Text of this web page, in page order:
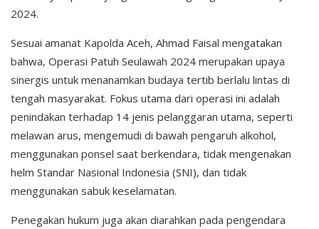
2024.
Sesuai amanat Kapolda Aceh, Ahmad Faisal mengatakan
bahwa, Operasi Patuh Seulawah 2024 merupakan upaya
sinergis untuk menanamkan budaya tertib berlalu lintas di
tengah masyarakat. Fokus utama dari operasi ini adalah
penindakan terhadap 14 jenis pelanggaran utama, seperti
melawan arus, mengemudi di bawah pengaruh alkohol,
menggunakan ponsel saat berkendara, tidak mengenakan
helm Standar Nasional Indonesia (SNI), dan tidak
menggunakan sabuk keselamatan.
Penegakan hukum juga akan diarahkan pada pengendara